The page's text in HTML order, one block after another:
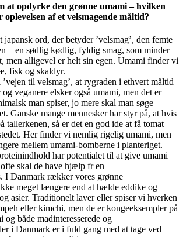
at opdyrke den grønne umami – hvilken
af et velsmagende måltid?
japansk ord, der betyder ’velsmag’, den femte
– en sødlig kødlig, fyldig smag, som minder
men alligevel er helt sin egen. Umami finder vi
fisk og skaldyr.
til velsmag’, at rygraden i ethvert måltid
veganere elsker også umami, men det er
man spiser, jo mere skal man søge
Ganske mange mennesker har styr på, at hvis
tallerkenen, så er det en god ide at få tomat
Her finder vi nemlig rigelig umami, men
mellem umami-bomberne i planteriget.
har potentialet til at give umami
skal de have hjælp fr en
I Danmark rækker vores grønne
meget længere end at hælde eddike og
asier. Traditionelt laver eller spiser vi hverken
eller kimchi, men de er kongeeksempler på
både madinteresserede og
i Danmark er i fuld gang med at tage ved